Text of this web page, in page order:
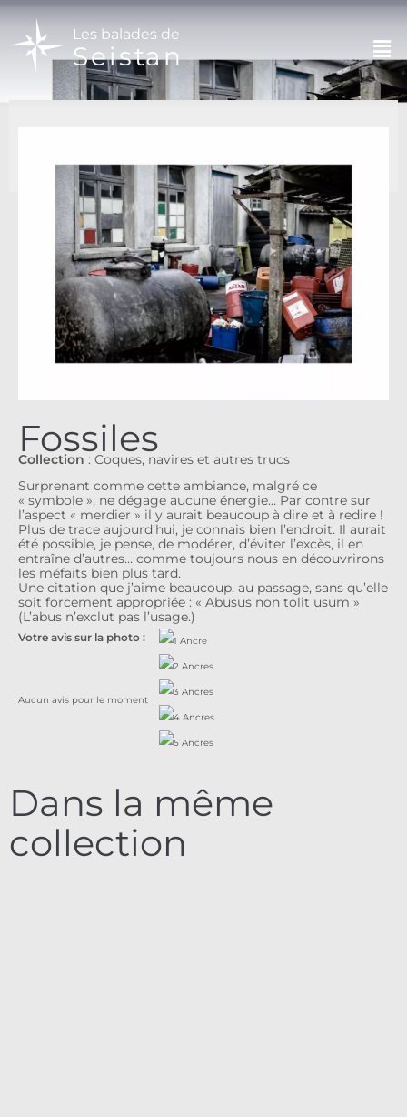
Les balades de
Seistan
Fossiles
Collection : Coques, navires et autres trucs
Surprenant comme cette ambiance, malgré ce
« symbole », ne dégage aucune énergie… Par contre sur
l’aspect « merdier » il y aurait beaucoup à dire et à redire !
Plus de trace aujourd’hui, je connais bien l’endroit. Il aurait
été possible, je pense, de modérer, d’éviter l’excès, il en
entraîne d’autres… comme toujours nous en découvrirons
les méfaits bien plus tard.
Une citation que j’aime beaucoup, au passage, sans qu’elle
soit forcement appropriée : « Abusus non tolit usum »
(L’abus n’exclut pas l’usage.)
Votre avis sur la photo :
Aucun avis pour le moment
Dans la même
collection